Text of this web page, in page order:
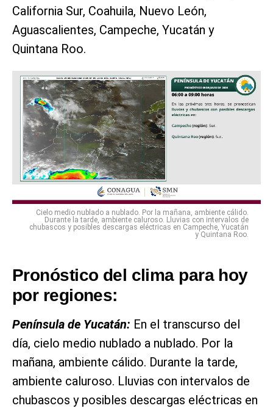
California Sur, Coahuila, Nuevo León,
Aguascalientes, Campeche, Yucatán y
Quintana Roo.
Cielo medio nublado a nublado. Por la mañana, ambiente cálido.
Durante la tarde, ambiente caluroso. Lluvias con intervalos de
chubascos y posibles descargas eléctricas en Campeche, Yucatán
y Quintana Roo.
Pronóstico del clima para hoy
por regiones:
Península de Yucatán: En el transcurso del
día, cielo medio nublado a nublado. Por la
mañana, ambiente cálido. Durante la tarde,
ambiente caluroso. Lluvias con intervalos de
chubascos y posibles descargas eléctricas en